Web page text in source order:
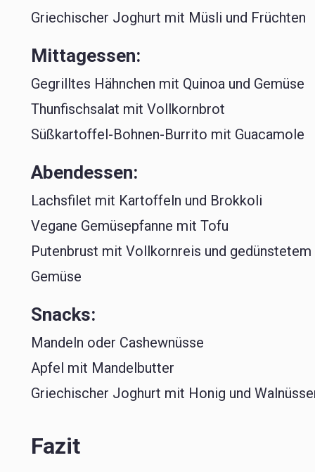
Griechischer Joghurt mit Müsli und Früchten
Mittagessen:
Gegrilltes Hähnchen mit Quinoa und Gemüse
Thunfischsalat mit Vollkornbrot
Süßkartoffel-Bohnen-Burrito mit Guacamole
Abendessen:
Lachsfilet mit Kartoffeln und Brokkoli
Vegane Gemüsepfanne mit Tofu
Putenbrust mit Vollkornreis und gedünstetem
Gemüse
Snacks:
Mandeln oder Cashewnüsse
Apfel mit Mandelbutter
Griechischer Joghurt mit Honig und
Fazit